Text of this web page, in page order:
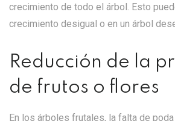
crecimiento de todo el árbol. Esto
crecimiento desigual o en un árbol
Reducción de la
de frutos o flores
En los árboles frutales, la falta de